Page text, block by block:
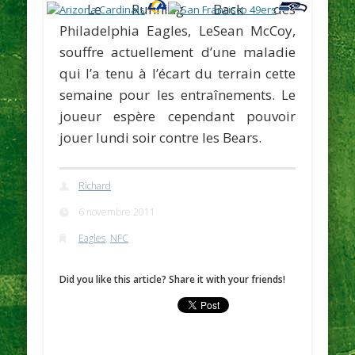
Le Running Back des
Philadelphia Eagles, LeSean McCoy,
souffre actuellement d’une maladie
qui l’a tenu à l’écart du terrain cette
semaine pour les entraînements. Le
joueur espère cependant pouvoir
jouer lundi soir contre les Bears.
Richard
6 novembre 2011
Eagles, NFC
Did you like this article? Share it with your friends!